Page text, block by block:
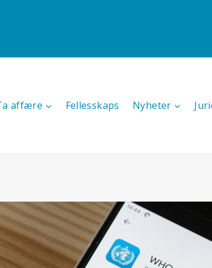
affære Fellesskaps Nyheter